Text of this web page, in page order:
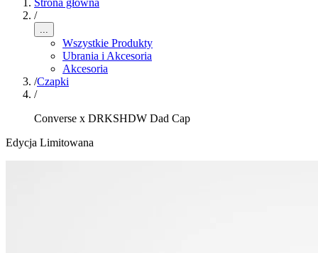
Strona główna
/
...
Wszystkie Produkty
Ubrania i Akcesoria
Akcesoria
/Czapki
/
Converse x DRKSHDW Dad Cap
Edycja Limitowana